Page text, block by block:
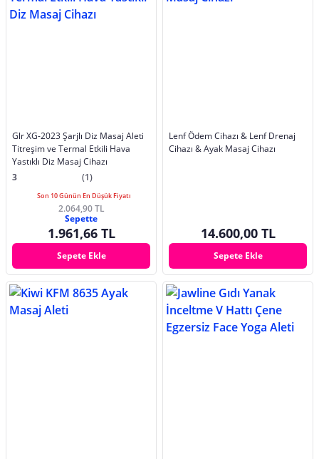
Glr XG-2023 Şarjlı Diz Masaj Aleti
Titreşim ve Termal Etkili Hava
Yastıklı Diz Masaj Cihazı
3
(1)
Son 10 Günün En Düşük Fiyatı
2.064,90 TL
Sepette
1.961,66 TL
Sepete Ekle
Lenf Ödem Cihazı & Lenf Drenaj
Cihazı & Ayak Masaj Cihazı
14.600,00 TL
Sepete Ekle